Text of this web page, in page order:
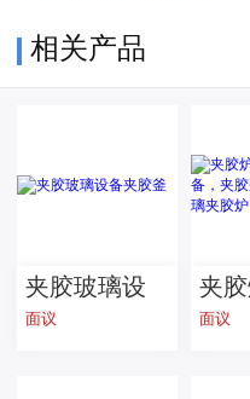
相关产品
夹胶玻璃设
备夹胶釜
面议
夹
胶玻
面议